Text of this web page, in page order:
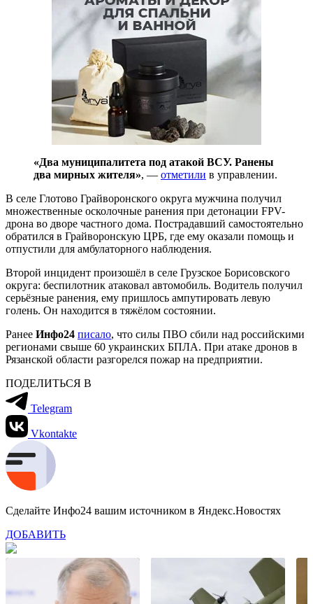
«Два муниципалитета под атакой ВСУ. Ранены
два мирных жителя», — отметили в управлении.
В селе Глотово Грайворонского округа мужчина получил
множественные осколочные ранения при детонации FPV-
дрона во дворе частного дома. Пострадавший самостоятельно
обратился в Грайворонскую ЦРБ, где ему оказали помощь и
отпустили для амбулаторного наблюдения.
Второй инцидент произошёл в селе Грузское Борисовского
округа: беспилотник атаковал автомобиль. Водитель получил
серьёзные ранения, ему пришлось ампутировать левую
голень. Он находится в тяжёлом состоянии.
Ранее Инфо24 писало, что силы ПВО сбили над российскими
регионами свыше 60 украинских БПЛА. При атаке дронов в
Рязанской области разгорелся пожар на предприятии.
ПОДЕЛИТЬСЯ В
Telegram
Vkontakte
Сделайте Инфо24 вашим источником в Яндекс.Новостях
ДОБАВИТЬ